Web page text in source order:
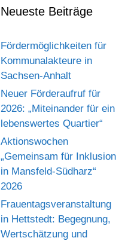
Neueste Beiträge
Fördermöglichkeiten für
Kommunalakteure in
Sachsen-Anhalt
Neuer Förderaufruf für
2026: „Miteinander für ein
lebenswertes Quartier“
Aktionswochen
„Gemeinsam für Inklusion
in Mansfeld-Südharz“
2026
Frauentagsveranstaltung
in Hettstedt: Begegnung,
Wertschätzung und